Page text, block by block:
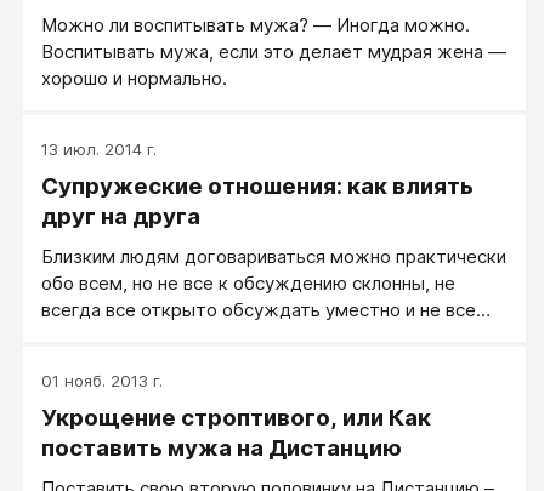
Можно ли воспитывать мужа? — Иногда можно.
Воспитывать мужа, если это делает мудрая жена —
хорошо и нормально.
13 июл. 2014 г.
Супружеские отношения: как влиять
друг на друга
Близким людям договариваться можно практически
обо всем, но не все к обсуждению склонны, не
всегда все открыто обсуждать уместно и не все
01 нояб. 2013 г.
Укрощение строптивого, или Как
поставить мужа на Дистанцию